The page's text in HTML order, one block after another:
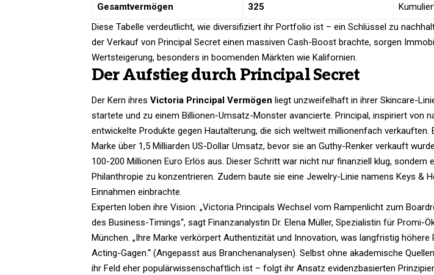
Gesamtvermögen 325
Diese Tabelle verdeutlicht, wie diversifiziert ihr Portfolio ist – ein Schlüssel zu
der Verkauf von Principal Secret einen massiven Cash-Boost brachte, sorgen
Wertsteigerung, besonders in boomenden Märkten wie Kalifornien.​
Der Aufstieg durch Principal Secret
Der Kern ihres Victoria Principal Vermögen liegt unzweifelhaft in ihrer Skincare-
startete und zu einem Billionen-Umsatz-Monster avancierte. Principal, inspiriert von
entwickelte Produkte gegen Hautalterung, die sich weltweit millionenfach verkauften.
Marke über 1,5 Milliarden US-Dollar Umsatz, bevor sie an Guthy-Renker verkauft
100-200 Millionen Euro Erlös aus. Dieser Schritt war nicht nur finanziell klug, sondern
Philanthropie zu konzentrieren. Zudem baute sie eine Jewelry-Linie namens Keys &
Einnahmen einbrachte.
Experten loben ihre Vision: „Victoria Principals Wechsel vom Rampenlicht zum
des Business-Timings“, sagt Finanzanalystin Dr. Elena Müller, Spezialistin für Promi-
München. „Ihre Marke verkörpert Authentizität und Innovation, was langfristig
Acting-Gagen.“ (Angepasst aus Branchenanalysen). Selbst ohne akademische
ihr Feld eher populärwissenschaftlich ist – folgt ihr Ansatz evidenzbasierten